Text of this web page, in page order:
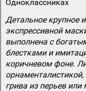
Одноклассниках
Детальное крупное
экспрессивной
выполнена с
блестками и
коричневом фоне.
орнаменталистикой,
грива из перьев